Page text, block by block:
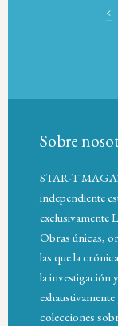
‹
Sobre
STAR-T
independiente
exclusivamente
Obras únicas,
las que la
la investigación
colecciones